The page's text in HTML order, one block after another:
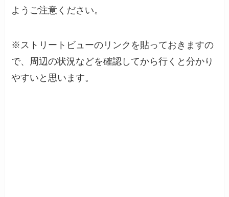
ようご注意ください。
※ストリートビューのリンクを貼っておきますの
で、周辺の状況などを確認してから行くと分かり
やすいと思います。